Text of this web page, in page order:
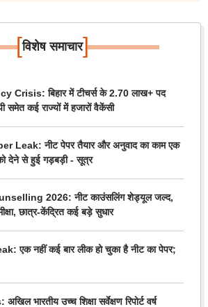
[विशेष समाचार]
Crisis: बिहार में टीचर्स के 2.70 लाख+ पद
समेत कई राज्यों में हजारों वैकेंसी
Leak: नीट पेपर तैयार और अनुवाद का काम एक
देने से हुई गड़बड़ी - सूत्र
2026: नीट काउंसलिंग शेड्यूल जल्द,
छात्र-केंद्रित कई बड़े सुधार
एक नहीं कई बार लीक हो चुका है नीट का पेपर;
भारतीय उच्च शिक्षा सर्वेक्षण रिपोर्ट वर्ष